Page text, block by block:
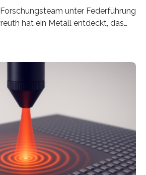
unter Federführung
hat ein Metall entdeckt, das
Lage, eine sogenannte zweite
und insbesondere für
von Interesse ist. Über ihre
die Forschenden im Journal of
Society. —What for?
Strom leiten und Licht
sind für viele moderne